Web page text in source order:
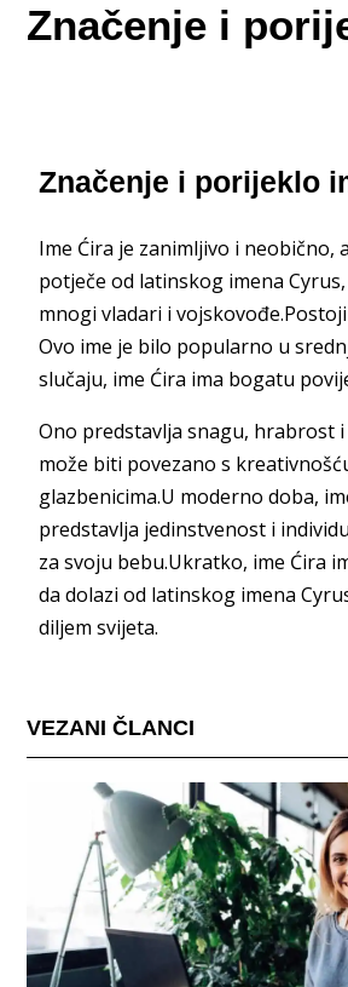
Značenje i
Značenje i porijeklo
Ime Ćira je zanimljivo i neobično,
potječe od latinskog imena
mnogi vladari i
Ovo ime je bilo popularno u
slučaju, ime Ćira ima bogatu
Ono predstavlja snagu, hrabrost
može biti povezano s
glazbenicima.U moderno doba,
predstavlja jedinstvenost i
za svoju bebu.Ukratko, ime Ćira
da dolazi od latinskog imena
diljem svijeta.
VEZANI ČLANCI